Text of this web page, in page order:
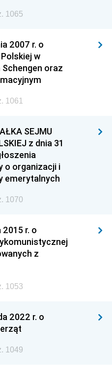
1065
2007 r. o
w
oraz
1061
SEJMU
z dnia 31
o organizacji i
emerytalnych
1070
r. o
z
1053
2022 r. o
1049